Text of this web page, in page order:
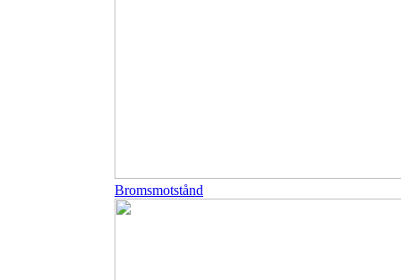
Bromsmotstånd